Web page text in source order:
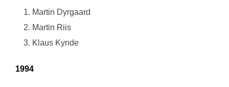
Martin Dyrgaard
Martin Riis
Klaus Kynde
1994